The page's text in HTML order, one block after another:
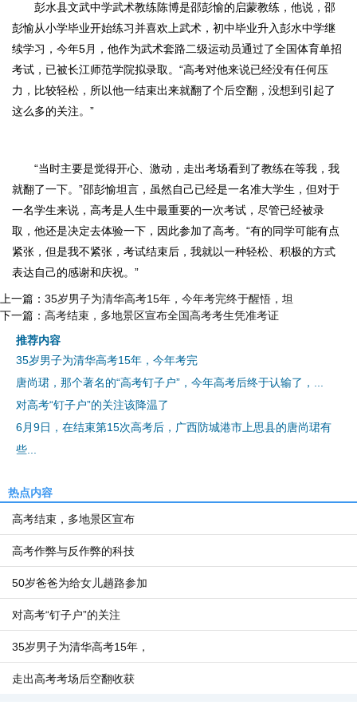
彭水县文武中学武术教练陈博是邵彭愉的启蒙教练，他说，邵
彭愉从小学毕业开始练习并喜欢上武术，初中毕业升入彭水中学继
续学习，今年5月，他作为武术套路二级运动员通过了全国体育单招
考试，已被长江师范学院拟录取。“高考对他来说已经没有任何压
力，比较轻松，所以他一结束出来就翻了个后空翻，没想到引起了
这么多的关注。”
“当时主要是觉得开心、激动，走出考场看到了教练在等我，我
就翻了一下。”邵彭愉坦言，虽然自己已经是一名准大学生，但对于
一名学生来说，高考是人生中最重要的一次考试，尽管已经被录
取，他还是决定去体验一下，因此参加了高考。“有的同学可能有点
紧张，但是我不紧张，考试结束后，我就以一种轻松、积极的方式
表达自己的感谢和庆祝。”
上一篇： 35岁男子为清华高考15年，今年考完终于醒悟，坦
下一篇： 高考结束，多地景区宣布全国高考考生凭准考证
推荐内容
35岁男子为清华高考15年，今年考完
唐尚珺，那个著名的“高考钉子户”，今年高考后终于认输了，...
对高考“钉子户”的关注该降温了
6月9日，在结束第15次高考后，广西防城港市上思县的唐尚珺有
些...
热点内容
高考结束，多地景区宣布
高考作弊与反作弊的科技
50岁爸爸为给女儿趟路参加
对高考“钉子户”的关注
35岁男子为清华高考15年，
走出高考考场后空翻收获